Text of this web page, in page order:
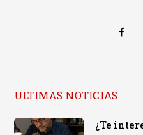
ULTIMAS NOTICIAS
¿Te